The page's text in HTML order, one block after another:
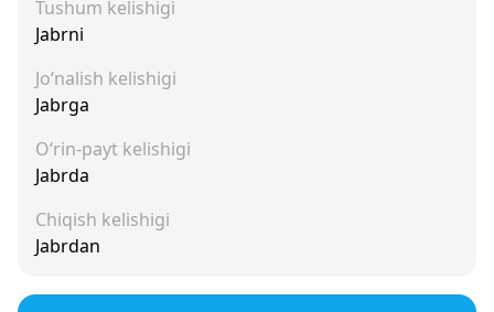
Tushum kelishigi
Jabrni
Jo‘nalish kelishigi
Jabrga
O‘rin-payt kelishigi
Jabrda
Chiqish kelishigi
Jabrdan